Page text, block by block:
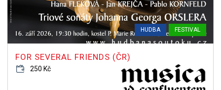
HUDBA FESTIVAL
FOR SEVERAL FRIENDS (ČR)
250 Kč